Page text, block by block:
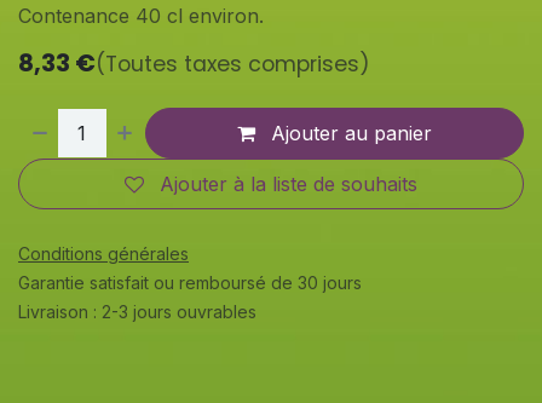
Contenance 40 cl environ.
8,33 €(Toutes taxes comprises)
Ajouter au panier
Ajouter à la liste de souhaits
Conditions générales
Garantie satisfait ou remboursé de 30 jours
Livraison : 2-3 jours ouvrables